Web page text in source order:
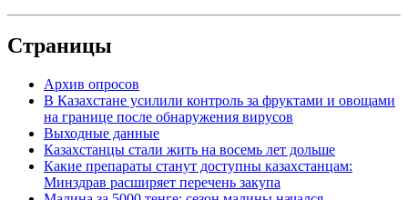
Страницы
Архив опросов
В Казахстане усилили контроль за фруктами и овощами
на границе после обнаружения вирусов
Выходные данные
Казахстанцы стали жить на восемь лет дольше
Какие препараты станут доступны казахстанцам:
Минздрав расширяет перечень закупа